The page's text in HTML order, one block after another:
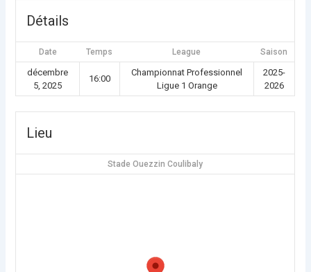
Détails
Date Temps League Saison
décembre
5, 2025
16:00
Championnat Professionnel
Ligue 1 Orange
2025-
2026
Lieu
Stade Ouezzin Coulibaly